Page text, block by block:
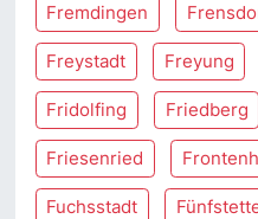
Fremdingen
Freystadt Freyung
Fridolfing Friedberg
Friesenried
Fuchsstadt